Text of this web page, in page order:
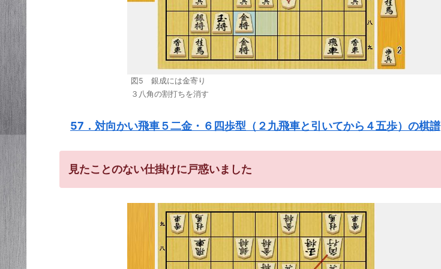
図5 銀成には金寄り
３八角の割打ちを消す
57．対向かい飛車５二金・６四歩型（２九飛車と引いてから４五歩）の棋譜
見たことのない仕掛けに戸惑いました